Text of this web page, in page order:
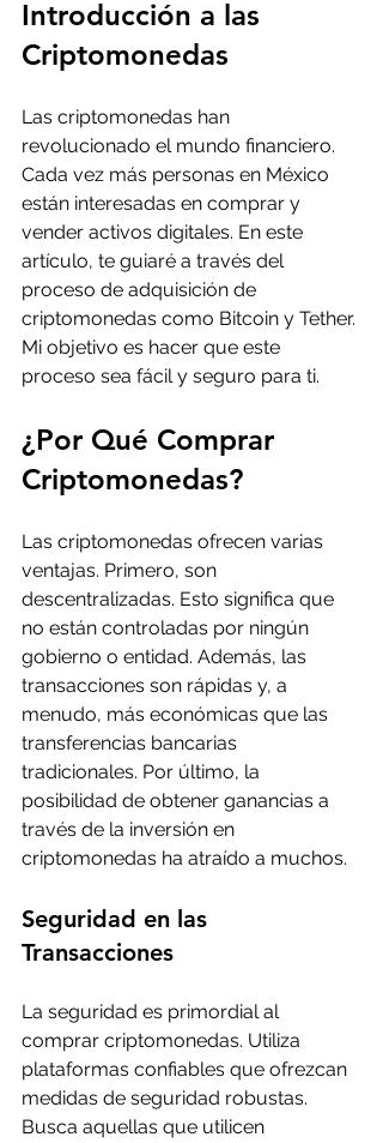
Introducción a las
Criptomonedas
Las criptomonedas han
revolucionado el mundo financiero.
Cada vez más personas en México
están interesadas en comprar y
vender activos digitales. En este
artículo, te guiaré a través del
proceso de adquisición de
criptomonedas como Bitcoin y Tether.
Mi objetivo es hacer que este
proceso sea fácil y seguro para ti.
¿Por Qué Comprar
Criptomonedas?
Las criptomonedas ofrecen varias
ventajas. Primero, son
descentralizadas. Esto significa que
no están controladas por ningún
gobierno o entidad. Además, las
transacciones son rápidas y, a
menudo, más económicas que las
transferencias bancarias
tradicionales. Por último, la
posibilidad de obtener ganancias a
través de la inversión en
criptomonedas ha atraído a muchos.
Seguridad en las
Transacciones
La seguridad es primordial al
comprar criptomonedas. Utiliza
plataformas confiables que ofrezcan
medidas de seguridad robustas.
Busca aquellas que utilicen